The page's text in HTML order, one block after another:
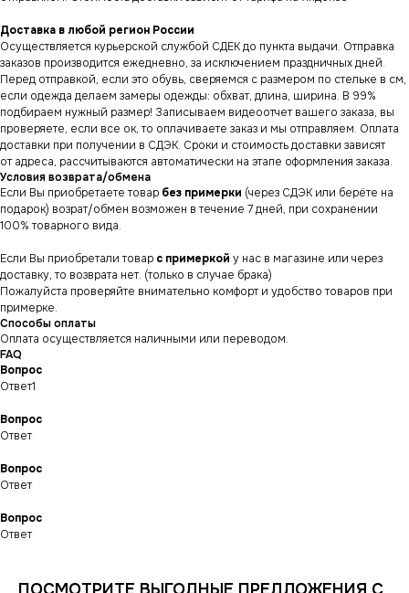
Доставка в любой регион России
Осуществляется курьерской службой СДЕК до пункта выдачи. Отправка
заказов производится ежедневно, за исключением праздничных дней.
Перед отправкой, если это обувь, сверяемся с размером по стельке в см,
если одежда делаем замеры одежды: обхват, длина, ширина. В 99%
подбираем нужный размер! Записываем видеоотчет вашего заказа, вы
проверяете, если все ок, то оплачиваете заказ и мы отправляем. Оплата
доставки при получении в СДЭК. Сроки и стоимость доставки зависят
от адреса, рассчитываются автоматически на этапе оформления заказа.
Условия возврата/обмена
Если Вы приобретаете товар без примерки (через СДЭК или берёте на
подарок) возрат/обмен возможен в течение 7 дней, при сохранении
100% товарного вида.
Если Вы приобретали товар с примеркой у нас в магазине или через
доставку, то возврата нет. (только в случае брака)
Пожалуйста проверяйте внимательно комфорт и удобство товаров при
примерке.
Способы оплаты
Оплата осуществляется наличными или переводом.
FAQ
Вопрос
Ответ1
Вопрос
Ответ
Вопрос
Ответ
Вопрос
Ответ
СНИКЕРСДИЛЕР
ИНФОРМАЦИЯ